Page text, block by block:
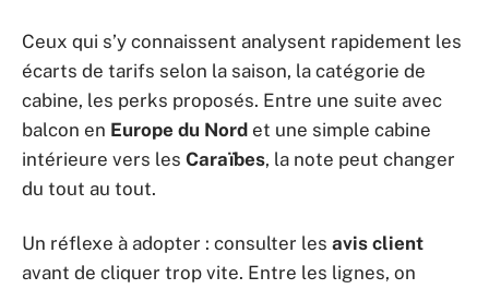
Ceux qui s’y connaissent analysent rapidement les
écarts de tarifs selon la saison, la catégorie de
cabine, les perks proposés. Entre une suite avec
balcon en Europe du Nord et une simple cabine
intérieure vers les Caraïbes, la note peut changer
du tout au tout.
Un réflexe à adopter : consulter les avis client
avant de cliquer trop vite. Entre les lignes, on